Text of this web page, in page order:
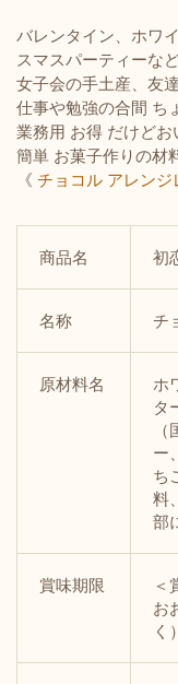
バレンタイン、ホワ
スマスパーティーな
女子会の手土産、友
仕事や勉強の合間 ち
業務用 お得 だけどお
簡単 お菓子作りの材
《 チョコル アレンジ
商品名 初
名称 チ
原材料名
ホ
タ
ー
ち
料
部
賞味期限
＜
お
く）